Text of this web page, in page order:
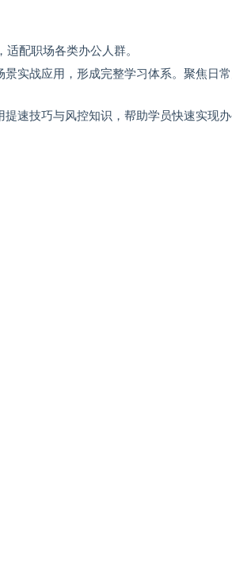
配职场各类办公人群。
实战应用，形成完整学习体系。聚焦日
速技巧与风控知识，帮助学员快速实现